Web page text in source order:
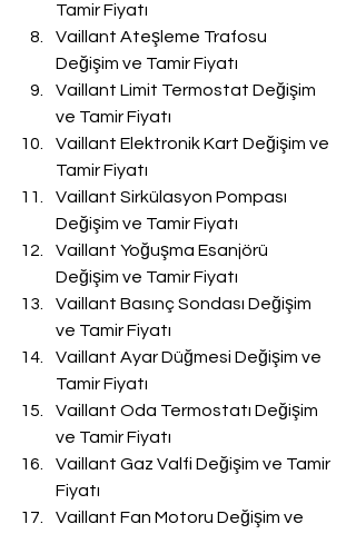
Tamir Fiyatı
Vaillant Ateşleme Trafosu
Değişim ve Tamir Fiyatı
Vaillant Limit Termostat Değişim
ve Tamir Fiyatı
Vaillant Elektronik Kart Değişim ve
Tamir Fiyatı
Vaillant Sirkülasyon Pompası
Değişim ve Tamir Fiyatı
Vaillant Yoğuşma Esanjörü
Değişim ve Tamir Fiyatı
Vaillant Basınç Sondası Değişim
ve Tamir Fiyatı
Vaillant Ayar Düğmesi Değişim ve
Tamir Fiyatı
Vaillant Oda Termostatı Değişim
ve Tamir Fiyatı
Vaillant Gaz Valfi Değişim ve Tamir
Fiyatı
Vaillant Fan Motoru Değişim ve